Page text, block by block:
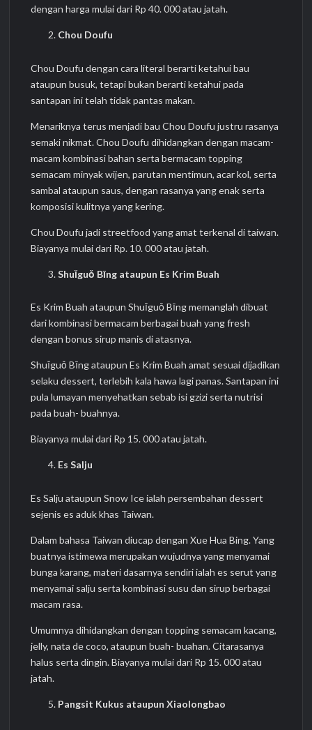
dengan harga mulai dari Rp 40. 000 atau jatah.
Chou Doufu
Chou Doufu dengan cara literal berarti ketahui bau
ataupun busuk, tetapi bukan berarti ketahui pada
santapan ini telah tidak pantas makan.
Menariknya terus menjadi bau Chou Doufu justru rasanya
semaki nikmat. Chou Doufu dihidangkan dengan macam-
macam kombinasi bahan serta bermacam topping
semacam minyak wijen, parutan mentimun, acar kol, serta
sambal ataupun saus, dengan rasanya yang enak serta
komposisi kulitnya yang kering.
Chou Doufu jadi streetfood yang amat terkenal di taiwan.
Biayanya mulai dari Rp. 10. 000 atau jatah.
Shuǐguǒ Bīng ataupun Es Krim Buah
Es Krim Buah ataupun Shuǐguǒ Bīng memanglah dibuat
dari kombinasi bermacam berbagai buah yang fresh
dengan bonus sirup manis di atasnya.
Shuǐguǒ Bīng ataupun Es Krim Buah amat sesuai dijadikan
selaku dessert, terlebih kala hawa lagi panas. Santapan ini
pula lumayan menyehatkan sebab isi gzizi serta nutrisi
pada buah- buahnya.
Biayanya mulai dari Rp 15. 000 atau jatah.
Es Salju
Es Salju ataupun Snow Ice ialah persembahan dessert
sejenis es aduk khas Taiwan.
Dalam bahasa Taiwan diucap dengan Xue Hua Bing. Yang
buatnya istimewa merupakan wujudnya yang menyamai
bunga karang, materi dasarnya sendiri ialah es serut yang
menyamai salju serta kombinasi susu dan sirup berbagai
macam rasa.
Umumnya dihidangkan dengan topping semacam kacang,
jelly, nata de coco, ataupun buah- buahan. Citarasanya
halus serta dingin. Biayanya mulai dari Rp 15. 000 atau
jatah.
Pangsit Kukus ataupun Xiaolongbao